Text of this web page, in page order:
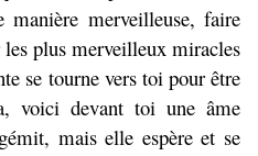
merveilleuse, faire
plus merveilleux miracles
se tourne vers toi pour être
voici devant toi une âme
mais elle espère et se